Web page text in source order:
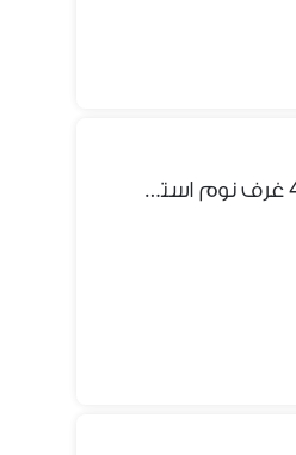
اقل سعر متاح في ماونتن فيو اي سيتي بارك فيلا 245 م 4 غرف نوم استلام فوري دبل فيو لاند سكيب وصف اول فيو علي النادي التجمع الخامس mountain view i-cit